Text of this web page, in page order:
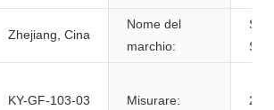
Zhejiang, Cina
Nome del
marchio:
SKY
KY-GF-103-03 Misurare: